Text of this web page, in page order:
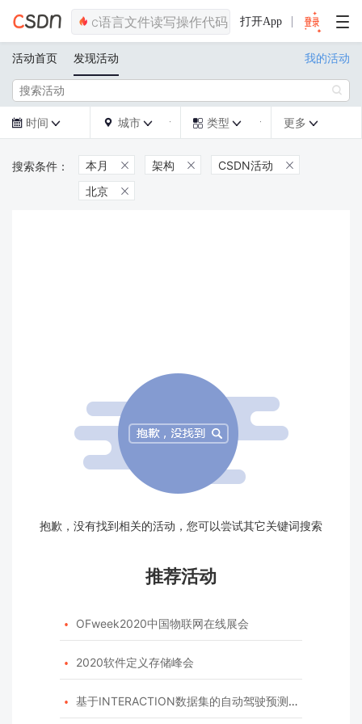
打开App
活动首页 发现活动 我的活动

 时间   城市   类型  更多 
本月  架构  CSDN活动 
北京 
抱歉，没有找到相关的活动，您可以尝试其它关键词搜索
推荐活动
 OFweek2020中国物联网在线展会
 2020软件定义存储峰会
 基于INTERACTION数据集的自动驾驶预测模型挑战赛